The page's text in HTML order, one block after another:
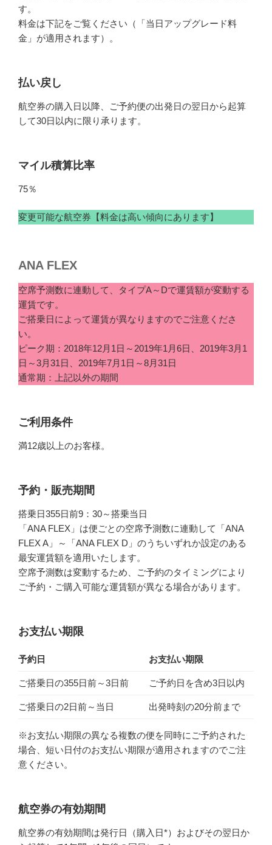
す。
料金は下記をご覧ください（「当日アップグレード料
金」が適用されます）。
払い戻し
航空券の購入日以降、ご予約便の出発日の翌日から起算
して30日以内に限り承ります。
マイル積算比率
75％
変更可能な航空券【料金は高い傾向にあります】
ANA FLEX
空席予測数に連動して、タイプA～Dで運賃額が変動する
運賃です。
ご搭乗日によって運賃が異なりますのでご注意くださ
い。
ピーク期：2018年12月1日～2019年1月6日、2019年3月1
日～3月31日、2019年7月1日～8月31日
通常期：上記以外の期間
ご利用条件
満12歳以上のお客様。
予約・販売期間
搭乗日355日前9：30～搭乗当日
「ANA FLEX」は便ごとの空席予測数に連動して「ANA
FLEX A」～「ANA FLEX D」のうちいずれか設定のある
最安運賃額を適用いたします。
空席予測数は変動するため、ご予約のタイミングにより
ご予約・ご購入可能な運賃額が異なる場合があります。
お支払い期限
予約日 お支払い期限
ご搭乗日の355日前～3日前 ご予約日を含め3日以内
ご搭乗日の2日前～当日 出発時刻の20分前まで
※お支払い期限の異なる複数の便を同時にご予約された
場合、短い日付のお支払い期限が適用されますのでご注
意ください。
航空券の有効期間
航空券の有効期間は発行日（購入日*）およびその翌日か